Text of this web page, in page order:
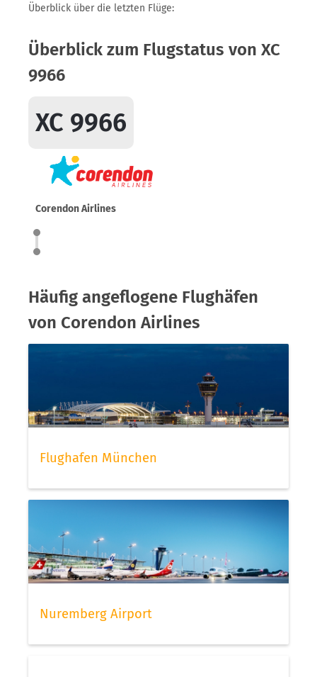
Überblick über die letzten Flüge:
Überblick zum Flugstatus von XC
9966
XC 9966
Corendon Airlines
Häufig angeflogene Flughäfen
von Corendon Airlines
Flughafen München
Nuremberg Airport